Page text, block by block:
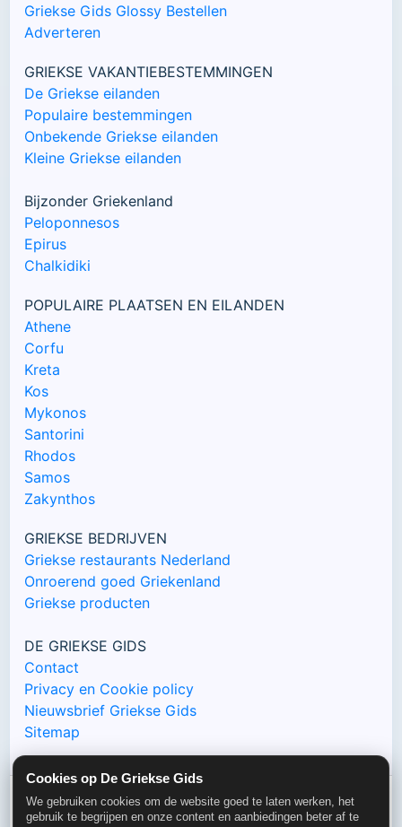
Cookies op De Griekse Gids
We gebruiken cookies om de website goed te laten werken, het
gebruik te begrijpen en onze content en aanbiedingen beter af te
Griekse Gids Glossy Bestellen
Adverteren
GRIEKSE VAKANTIEBESTEMMINGEN
De Griekse eilanden
Populaire bestemmingen
Onbekende Griekse eilanden
Kleine Griekse eilanden
Bijzonder Griekenland
Peloponnesos
Epirus
Chalkidiki
POPULAIRE PLAATSEN EN EILANDEN
Athene
Corfu
Kreta
Kos
Mykonos
Santorini
Rhodos
Samos
Zakynthos
GRIEKSE BEDRIJVEN
Griekse restaurants Nederland
Onroerend goed Griekenland
Griekse producten
DE GRIEKSE GIDS
Contact
Privacy en Cookie policy
Nieuwsbrief Griekse Gids
Sitemap
© De Griekse Gids 2000-2026